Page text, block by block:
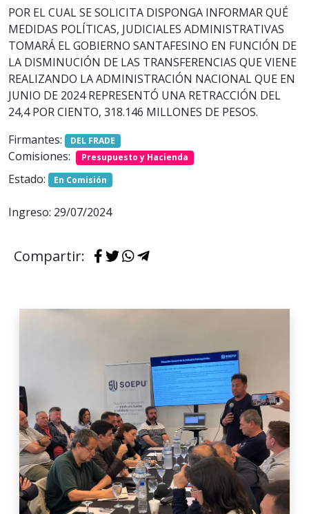
POR EL CUAL SE SOLICITA DISPONGA INFORMAR QUÉ
MEDIDAS POLÍTICAS, JUDICIALES ADMINISTRATIVAS
TOMARÁ EL GOBIERNO SANTAFESINO EN FUNCIÓN DE
LA DISMINUCIÓN DE LAS TRANSFERENCIAS QUE VIENE
REALIZANDO LA ADMINISTRACIÓN NACIONAL QUE EN
JUNIO DE 2024 REPRESENTÓ UNA RETRACCIÓN DEL
24,4 POR CIENTO, 318.146 MILLONES DE PESOS.
Firmantes:
DEL FRADE
Comisiones: Presupuesto y Hacienda
Estado: En Comisión
Ingreso: 29/07/2024
Compartir: